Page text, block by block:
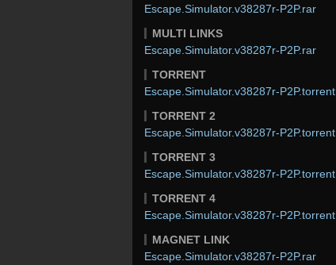
Escape.Simulator.v38287r-P2P.rar
MULTI LINKS
Escape.Simulator.v38287r-P2P.rar
TORRENT
Escape.Simulator.v38287r-P2P.torrent
TORRENT 2
Escape.Simulator.v38287r-P2P.torrent
TORRENT 3
Escape.Simulator.v38287r-P2P.torrent
TORRENT 4
Escape.Simulator.v38287r-P2P.torrent
MAGNET LINK
Escape.Simulator.v38287r-P2P.rar